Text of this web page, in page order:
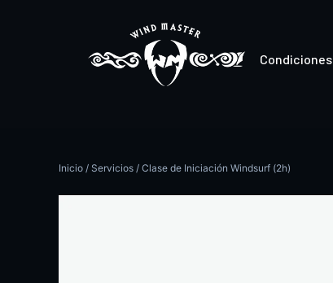
Condiciones
Inicio / Servicios / Clase de Iniciación Windsurf (2h)